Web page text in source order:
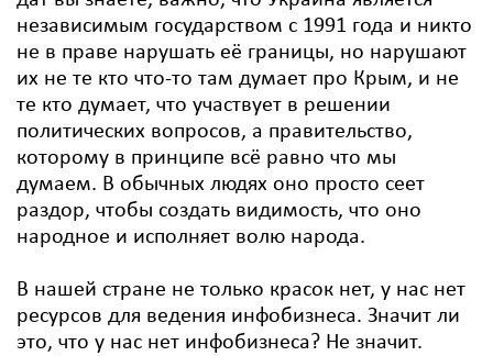
независимым государством с 1991 года и никто
не в праве нарушать её границы, но нарушают
их не те кто что-то там думает про Крым, и не
те кто думает, что участвует в решении
политических вопросов, а правительство,
которому в принципе всё равно что мы
думаем. В обычных людях оно просто сеет
раздор, чтобы создать видимость, что оно
народное и исполняет волю народа.
В нашей стране не только красок нет, у нас нет
ресурсов для ведения инфобизнеса. Значит ли
это, что у нас нет инфобизнеса? Не значит.